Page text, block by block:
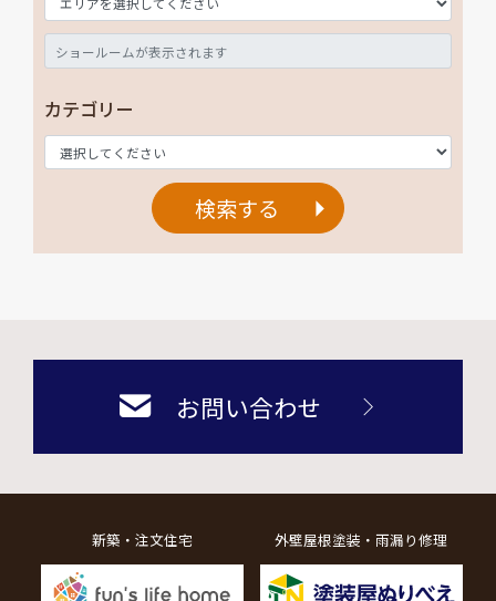
カテゴリー
検索する
お問い合わせ
新築・注文住宅 外壁屋根塗装・雨漏り修理